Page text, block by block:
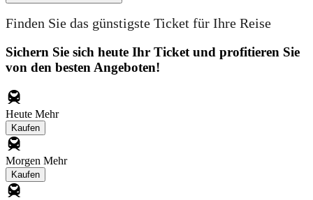
Finden Sie das günstigste Ticket für Ihre Reise
Sichern Sie sich heute Ihr Ticket und profitieren Sie
von den besten Angeboten!
Heute Mehr
Kaufen
Morgen Mehr
Kaufen